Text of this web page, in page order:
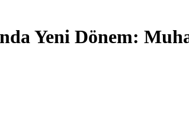
Yeni Dönem: